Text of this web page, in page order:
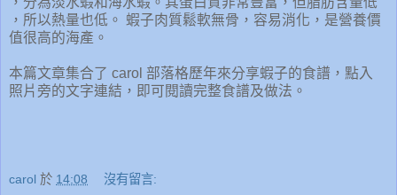
，所以熱量也低。 蝦子肉質鬆軟無骨，容易消化，是營養價
值很高的海產。
本篇文章集合了 carol 部落格歷年來分享蝦子的食譜，點入
照片旁的文字連結，即可閱讀完整食譜及做法。
carol 於 14:08 沒有留言: